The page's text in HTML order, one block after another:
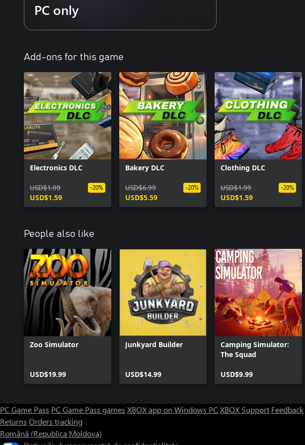
PC only
Add-ons for this game
Electronics DLC
USD$1.99
USD$1.59
-20%
Bakery DLC
USD$6.99
USD$5.59
-20%
Clothing DLC
USD$1.99
USD$1.59
-20%
People also like
Zoo Simulator
USD$19.99
Junkyard Builder
USD$14.99
Camping Simulator:
The Squad
USD$9.99
PC Game Pass PC Game Pass games XBOX app on Windows PC XBOX Support Feedback
Returns Orders tracking
Română (Republica Moldova)